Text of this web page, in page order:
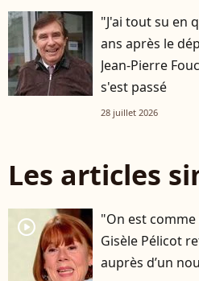
"J'ai tout su en
ans après le
Jean-Pierre
s'est passé
28 juillet 2026
Les articles
player2
"On est
Gisèle Pélicot
auprès d’un